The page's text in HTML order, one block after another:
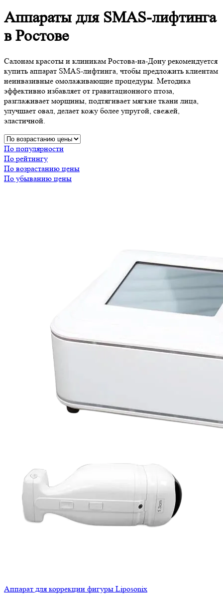
Аппараты для SMAS-лифтинга
в Ростове
Салонам красоты и клиникам Ростова-на-Дону рекомендуется
купить аппарат SMAS-лифтинга, чтобы предложить клиентам
неинвазивные омолаживающие процедуры. Методика
эффективно избавляет от гравитационного птоза,
разглаживает морщины, подтягивает мягкие ткани лица,
улучшает овал, делает кожу более упругой, свежей,
эластичной.
По популярности
По рейтингу
По возрастанию цены
По убыванию цены
Аппарат для коррекции фигуры Liposonix